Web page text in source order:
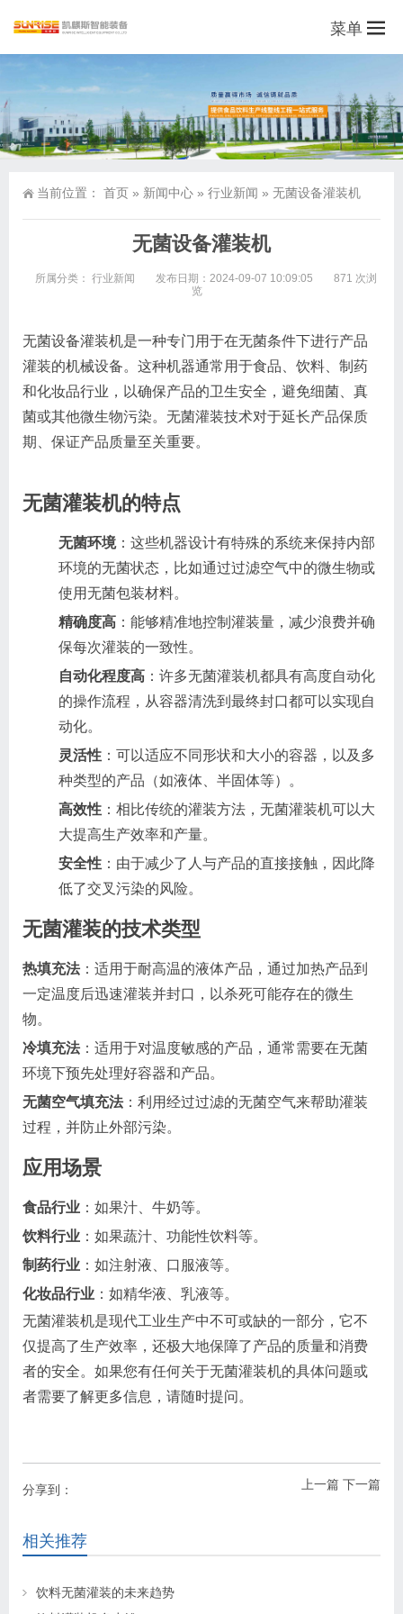
菜单
当前位置： 首页 » 新闻中心 » 行业新闻 » 无菌设备灌装机
无菌设备灌装机
所属分类： 行业新闻 发布日期：2024-09-07 10:09:05
871 次浏
览
无菌设备灌装机是一种专门用于在无菌条件下进行产品
灌装的机械设备。这种机器通常用于食品、饮料、制药
和化妆品行业，以确保产品的卫生安全，避免细菌、真
菌或其他微生物污染。无菌灌装技术对于延长产品保质
期、保证产品质量至关重要。
无菌灌装机的特点
无菌环境：这些机器设计有特殊的系统来保持内部
环境的无菌状态，比如通过过滤空气中的微生物或
使用无菌包装材料。
精确度高 ：能够精准地控制灌装量，减少浪费并确
保每次灌装的一致性。
自动化程度高 ：许多无菌灌装机都具有高度自动化
的操作流程，从容器清洗到最终封口都可以实现自
动化。
灵活性 ：可以适应不同形状和大小的容器，以及多
种类型的产品（如液体、半固体等）。
高效性 ：相比传统的灌装方法，无菌灌装机可以大
大提高生产效率和产量。
安全性 ：由于减少了人与产品的直接接触，因此降
低了交叉污染的风险。
无菌灌装的技术类型
热填充法：适用于耐高温的液体产品，通过加热产品到
一定温度后迅速灌装并封口，以杀死可能存在的微生
物。
冷填充法：适用于对温度敏感的产品，通常需要在无菌
环境下预先处理好容器和产品。
无菌空气填充法：利用经过过滤的无菌空气来帮助灌装
过程，并防止外部污染。
应用场景
食品行业 ：如果汁、牛奶等。
饮料行业 ：如果蔬汁、功能性饮料等。
制药行业 ：如注射液、口服液等。
化妆品行业 ：如精华液、乳液等。
无菌灌装机是现代工业生产中不可或缺的一部分，它不
仅提高了生产效率，还极大地保障了产品的质量和消费
者的安全。如果您有任何关于无菌灌装机的具体问题或
者需要了解更多信息，请随时提问。
上一篇 下一篇
分享到：
相关推荐
饮料无菌灌装的未来趋势